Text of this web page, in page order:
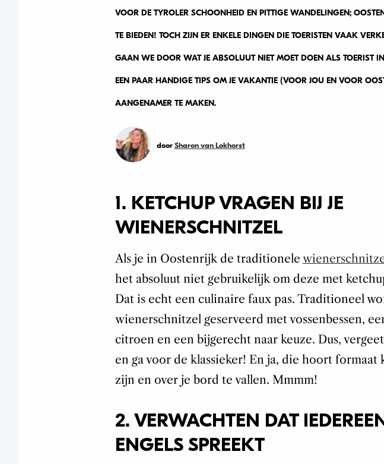
VOOR DE TYROLER SCHOONHEID EN PITTIGE WANDELINGEN;
TE BIEDEN! TOCH ZIJN ER ENKELE DINGEN DIE TOERISTEN VAAK
GAAN WE DOOR WAT JE ABSOLUUT NIET MOET DOEN ALS TOERIST
EEN PAAR HANDIGE TIPS OM JE VAKANTIE (VOOR JOU EN VOOR
AANGENAMER TE MAKEN.
door Sharon van Lokhorst
1. KETCHUP VRAGEN BIJ JE
WIENERSCHNITZEL
Als je in Oostenrijk de traditionele
het absoluut niet gebruikelijk om deze met
Dat is echt een culinaire faux pas. Traditioneel
wienerschnitzel geserveerd met vossenbessen,
citroen en een bijgerecht naar keuze. Dus,
en ga voor de klassieker! En ja, die hoort formaat
zijn en over je bord te vallen. Mmmm!
2. VERWACHTEN DAT
ENGELS SPREEKT